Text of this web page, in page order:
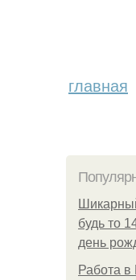
главная
будь то
день
Работа в